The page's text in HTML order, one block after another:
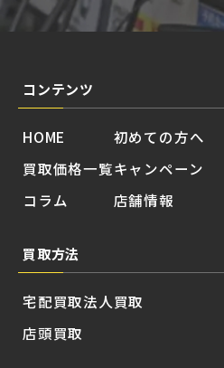
コンテンツ
HOME
買取価格一覧
コラム
初めての方へ
キャンペーン
店舗情報
買取方法
宅配買取
店頭買取
法人買取